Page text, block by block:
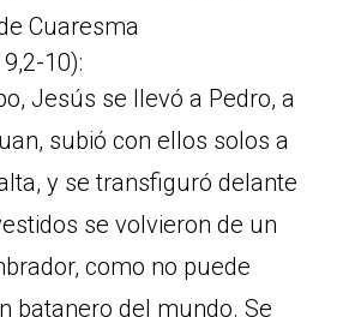
Cuaresma
10):
Jesús se llevó a Pedro, a
subió con ellos solos a
y se transfiguró delante
se volvieron de un
como no puede
batanero del mundo. Se